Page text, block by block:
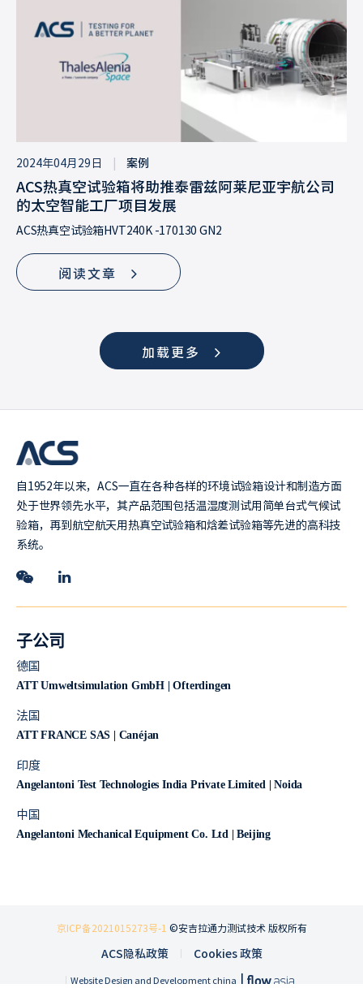
2024年04月29日 案例
ACS热真空试验箱将助推泰雷兹阿莱尼亚宇航公司
的太空智能工厂项目发展
ACS热真空试验箱HVT240K -170130 GN2
阅读文章
加载更多
自1952年以来，ACS一直在各种各样的环境试验箱设计和制造方面
处于世界领先水平，其产品范围包括温湿度测试用简单台式气候试
验箱，再到航空航天用热真空试验箱和焓差试验箱等先进的高科技
系统。
子公司
德国
ATT Umweltsimulation GmbH | Ofterdingen
法国
ATT FRANCE SAS | Canéjan
印度
Angelantoni Test Technologies India Private Limited | Noida
中国
Angelantoni Mechanical Equipment Co. Ltd | Beijing
京ICP备2021015273号-1 ©安吉拉通力测试技术 版权所有
ACS隐私政策 Cookies 政策
Website Design and Development china